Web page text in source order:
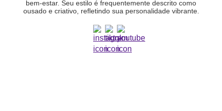
bem-estar. Seu estilo é frequentemente descrito como
ousado e criativo, refletindo sua personalidade vibrante.